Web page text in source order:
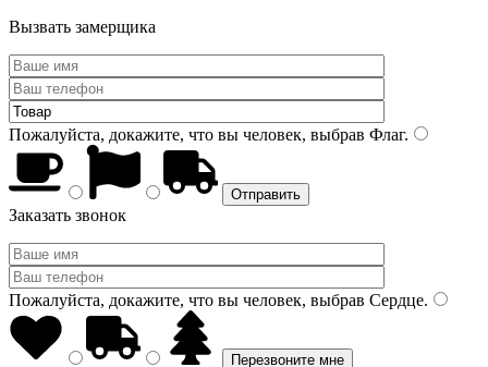
Вызвать замерщика
Пожалуйста, докажите, что вы человек, выбрав Флаг.
Заказать звонок
Пожалуйста, докажите, что вы человек, выбрав Сердце.